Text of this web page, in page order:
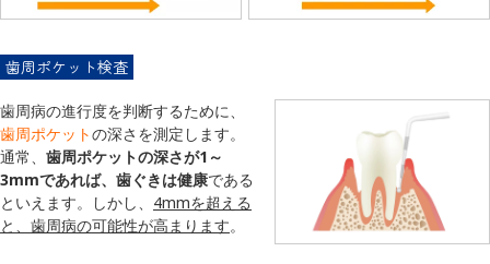
歯周ポケット検査
歯周病の進行度を判断するために、
歯周ポケットの深さを測定します。
通常、 歯周ポケットの深さが1～
3mmであれば、歯ぐきは健康である
といえます。しかし、 4mmを超える
と、歯周病の可能性が高まります。